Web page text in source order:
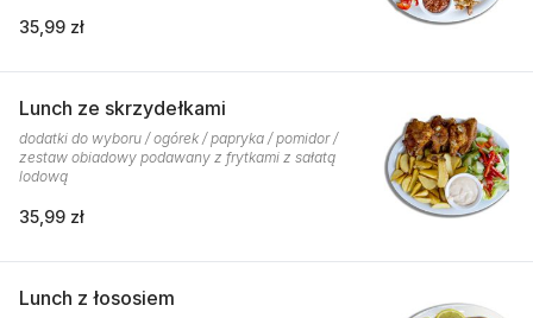
35,99 zł
Lunch ze skrzydełkami
dodatki do wyboru / ogórek / papryka / pomidor /
zestaw obiadowy podawany z frytkami z sałatą
lodową
35,99 zł
Lunch z łososiem